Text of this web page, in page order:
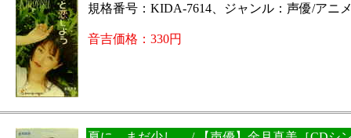
規格番号：KIDA-7614、ジャンル：声優/アニ
音吉価格：330円